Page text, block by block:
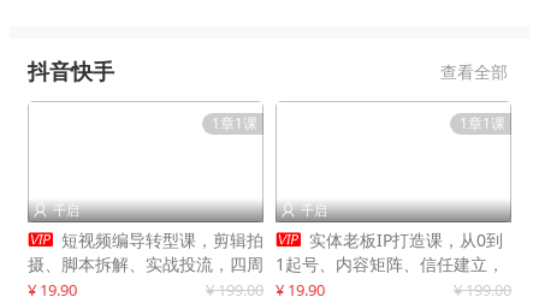
抖音快手 查看全部
1章1课
 千启
 短视频编导转型课，剪辑拍
摄、脚本拆解、实战投流，四周
系统教学，快速入行月入2w+
¥ 19.90 ¥ 199.00
1章1课
 千启
 实体老板IP打造课，从0到
1起号、内容矩阵、信任建立，
打造门店IP，稳定获客增收
¥ 19.90 ¥ 199.00